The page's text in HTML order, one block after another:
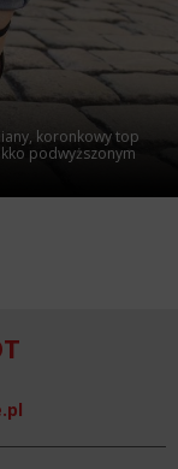
koronkowy top
podwyższonym